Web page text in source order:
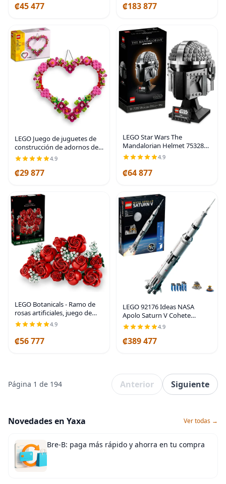
construcción coleccionable
₡45 477 ₡183 877
LEGO Juego de juguetes de
construcción de adornos de
corazón, idea divertida de
artes y manualidades para
niñas y niños, a partir de 9
4.9
₡29 877
LEGO Star Wars The
Mandalorian Helmet 75328
Kit de modelo para construir,
juego de decoración
coleccionable para adultos,
4.9
₡64 877
LEGO Botanicals - Ramo de
rosas artificiales, juego de
construcción de rosas rojas
falsas para adultos, mayores
de 18 años, regalos para
cumpleaños
4.9
₡56 777
LEGO 92176 Ideas NASA
Apolo Saturn V Cohete
Espacial y Vehículos, Set de
Construcción de
Coleccionistas de Naves
4.9
₡389 477
Página 1 de 194 Anterior Siguiente
Novedades en Yaxa Ver todas →
Bre-B: paga más rápido y ahorra en tu compra